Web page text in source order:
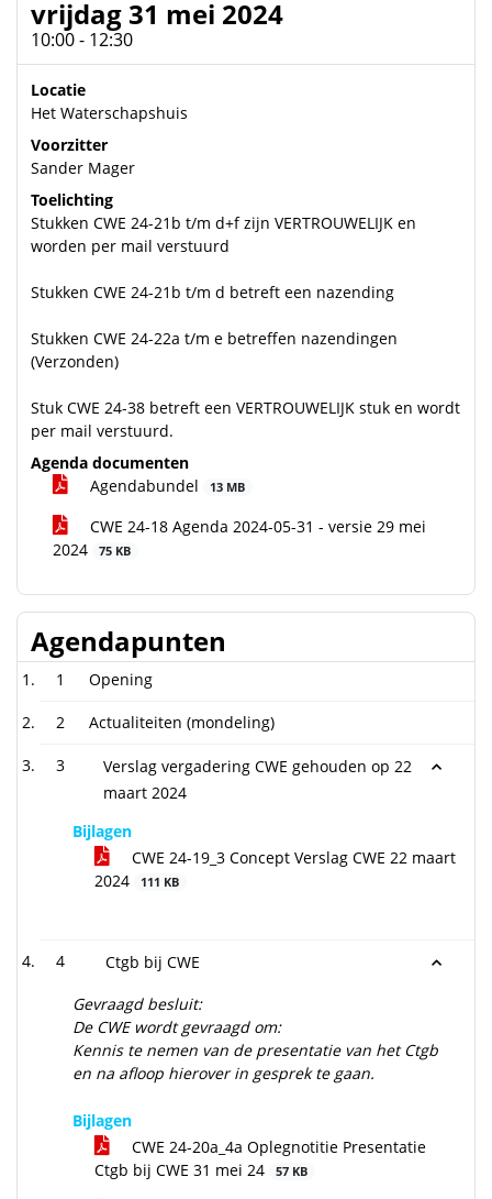
vrijdag 31 mei 2024
10:00 - 12:30
Locatie
Het Waterschapshuis
Voorzitter
Sander Mager
Toelichting
Stukken CWE 24-21b t/m d+f zijn VERTROUWELIJK en
worden per mail verstuurd
Stukken CWE 24-21b t/m d betreft een nazending
Stukken CWE 24-22a t/m e betreffen nazendingen
(Verzonden)
Stuk CWE 24-38 betreft een VERTROUWELIJK stuk en wordt
per mail verstuurd.
Agenda documenten
Agendabundel
13 MB
CWE 24-18 Agenda 2024-05-31 - versie 29 mei
2024
75 KB
Agendapunten
1 Opening
2 Actualiteiten (mondeling)
3
Verslag vergadering CWE gehouden op 22
maart 2024
Bijlagen
CWE 24-19_3 Concept Verslag CWE 22 maart
2024
111 KB
4
Ctgb bij CWE
Gevraagd besluit:
De CWE wordt gevraagd om:
Kennis te nemen van de presentatie van het Ctgb
en na afloop hierover in gesprek te gaan.
Bijlagen
CWE 24-20a_4a Oplegnotitie Presentatie
Ctgb bij CWE 31 mei 24
57 KB